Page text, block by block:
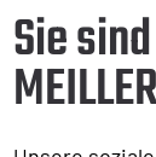
Sie